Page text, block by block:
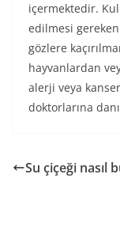
içermektedir.
edilmesi
gözlere
hayvanlardan
alerji veya
doktorlarına
Su çiçeği nasıl